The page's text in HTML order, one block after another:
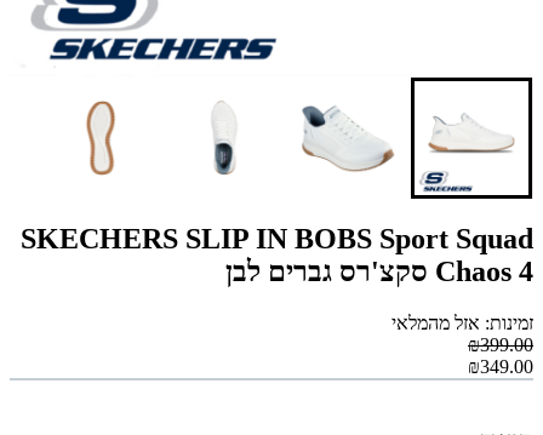
SKECHERS SLIP IN BOBS Sport Squad
Chaos 4 סקצ'רס גברים לבן
זמינות: אזל מהמלאי
₪399.00
₪349.00